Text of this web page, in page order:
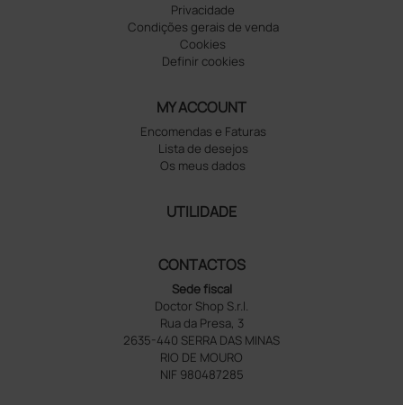
Privacidade
Condições gerais de venda
Cookies
Definir cookies
MY ACCOUNT
Encomendas e Faturas
Lista de desejos
Os meus dados
UTILIDADE
CONTACTOS
Sede fiscal
Doctor Shop S.r.l.
Rua da Presa, 3
2635-440 SERRA DAS MINAS
RIO DE MOURO
NIF 980487285